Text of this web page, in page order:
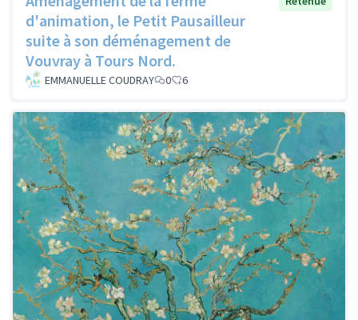
d'animation, le Petit Pausailleur
suite à son déménagement de
Vouvray à Tours Nord.
EMMANUELLE COUDRAY 0 6